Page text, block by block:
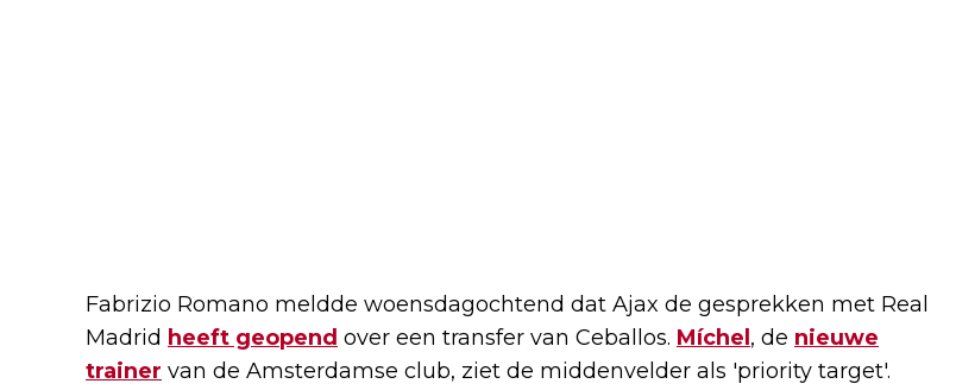
Fabrizio Romano meldde woensdagochtend dat Ajax de gesprekken met Real
Madrid heeft geopend over een transfer van Ceballos. Míchel , de nieuwe
trainer van de Amsterdamse club, ziet de middenvelder als 'priority target'.